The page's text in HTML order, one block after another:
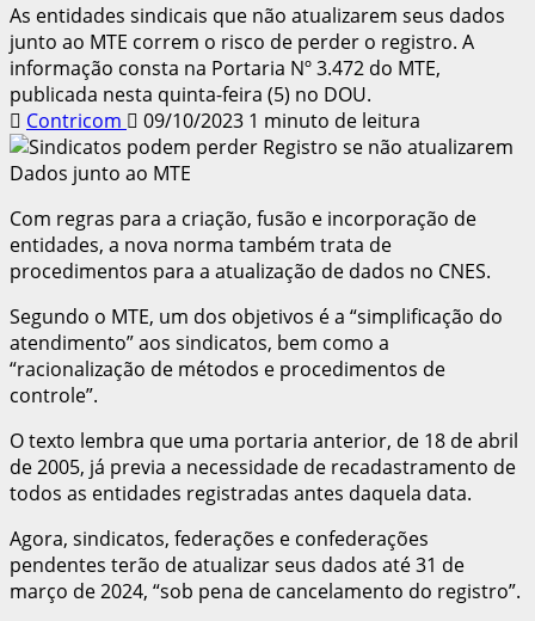
As entidades sindicais que não atualizarem seus dados
junto ao MTE correm o risco de perder o registro. A
informação consta na Portaria Nº 3.472 do MTE,
publicada nesta quinta-feira (5) no DOU.
Contricom
09/10/2023 1 minuto de leitura
Com regras para a criação, fusão e incorporação de
entidades, a nova norma também trata de
procedimentos para a atualização de dados no CNES.
Segundo o MTE, um dos objetivos é a “simplificação do
atendimento” aos sindicatos, bem como a
“racionalização de métodos e procedimentos de
controle”.
O texto lembra que uma portaria anterior, de 18 de abril
de 2005, já previa a necessidade de recadastramento de
todos as entidades registradas antes daquela data.
Agora, sindicatos, federações e confederações
pendentes terão de atualizar seus dados até 31 de
março de 2024, “sob pena de cancelamento do registro”.